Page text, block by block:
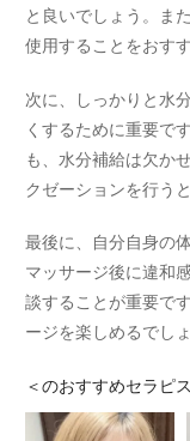
と良いでしょう。ま
使用することをおす
次に、しっかりと水
くするために重要で
も、水分補給は欠か
クゼーションを行う
最後に、自分自身の
マッサージ後に違和
談することが重要で
ージを楽しめるでしょ
＜のおすすめセラピ